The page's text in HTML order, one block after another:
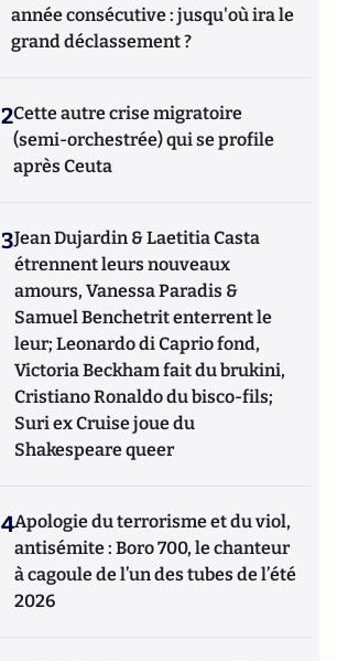
année consécutive : jusqu'où ira le
grand déclassement ?
2Cette autre crise migratoire
(semi-orchestrée) qui se profile
après Ceuta
3Jean Dujardin & Laetitia Casta
étrennent leurs nouveaux
amours, Vanessa Paradis &
Samuel Benchetrit enterrent le
leur; Leonardo di Caprio fond,
Victoria Beckham fait du brukini,
Cristiano Ronaldo du bisco-fils;
Suri ex Cruise joue du
Shakespeare queer
4Apologie du terrorisme et du viol,
antisémite : Boro 700, le chanteur
à cagoule de l’un des tubes de l’été
2026